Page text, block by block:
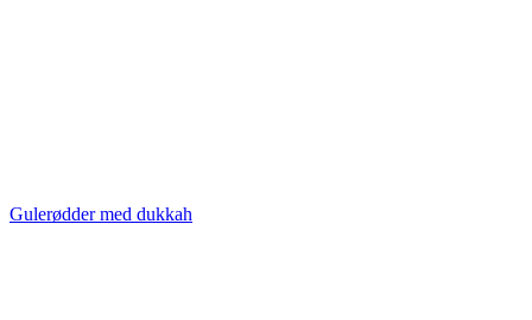
Gulerødder med dukkah